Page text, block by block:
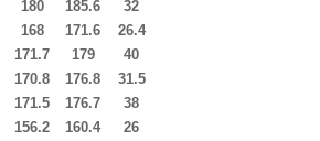
180 185.6
32
168 171.6
26.4
171.7 179
40
170.8 176.8
31.5
171.5 176.7
38
156.2 160.4
26